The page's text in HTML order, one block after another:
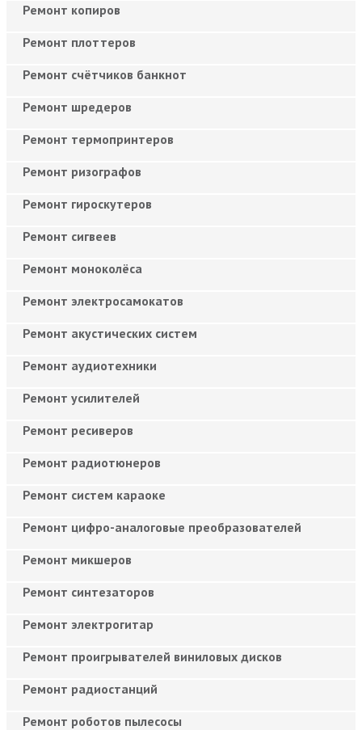
Ремонт копиров
Ремонт плоттеров
Ремонт счётчиков банкнот
Ремонт шредеров
Ремонт термопринтеров
Ремонт ризографов
Ремонт гироскутеров
Ремонт сигвеев
Ремонт моноколёса
Ремонт электросамокатов
Ремонт акустических систем
Ремонт аудиотехники
Ремонт усилителей
Ремонт ресиверов
Ремонт радиотюнеров
Ремонт систем караоке
Ремонт цифро-аналоговые преобразователей
Ремонт микшеров
Ремонт синтезаторов
Ремонт электрогитар
Ремонт проигрывателей виниловых дисков
Ремонт радиостанций
Ремонт роботов пылесосы